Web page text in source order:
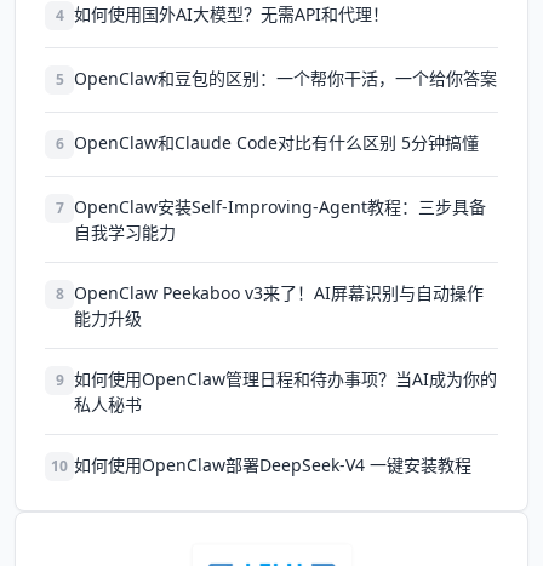
4 如何使用国外AI大模型？无需API和代理！
5 OpenClaw和豆包的区别：一个帮你干活，一个给你答案
6 OpenClaw和Claude Code对比有什么区别 5分钟搞懂
7 OpenClaw安装Self-Improving-Agent教程：三步具备
自我学习能力
8 OpenClaw Peekaboo v3来了！AI屏幕识别与自动操作
能力升级
9 如何使用OpenClaw管理日程和待办事项？当AI成为你的
私人秘书
10 如何使用OpenClaw部署DeepSeek-V4 一键安装教程